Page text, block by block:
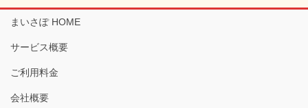
まいさぽ HOME
サービス概要
ご利用料金
会社概要